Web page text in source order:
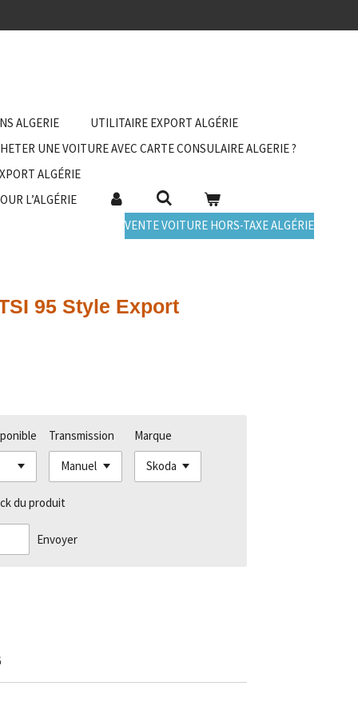
ALGERIE
UTILITAIRE EXPORT ALGÉRIE
UNE VOITURE AVEC CARTE CONSULAIRE ALGERIE ?
ALGÉRIE
L’ALGÉRIE
VENTE VOITURE HORS-TAXE ALGÉRIE
95 Style Export
Transmission Marque
du produit
Envoyer